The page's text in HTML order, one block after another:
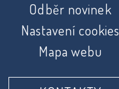
Odběr novinek
Nastavení cookies
Mapa webu